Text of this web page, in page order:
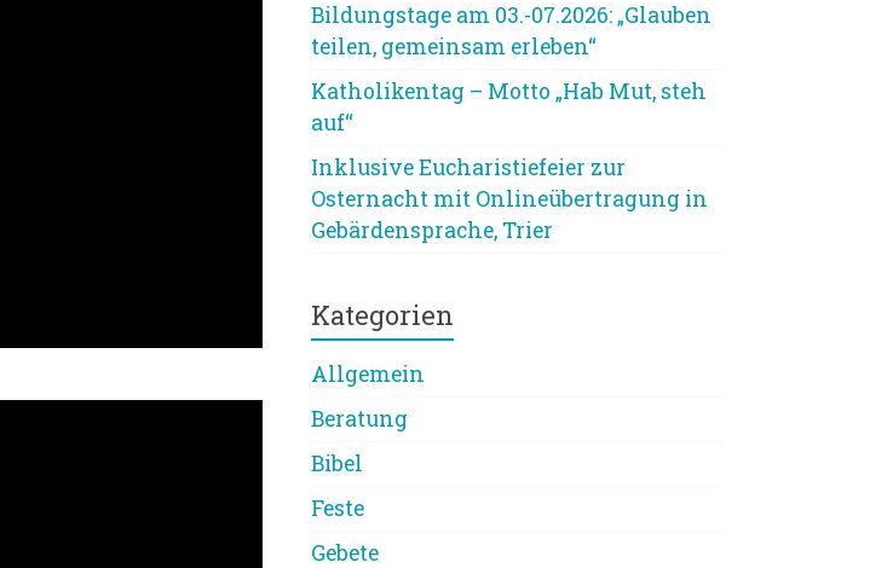
Bildungstage am 03.-07.2026: „Glauben
teilen, gemeinsam erleben“
Katholikentag – Motto „Hab Mut, steh
auf“
Inklusive Eucharistiefeier zur
Osternacht mit Onlineübertragung in
Gebärdensprache, Trier
Kategorien
Allgemein
Beratung
Bibel
Feste
Gebete